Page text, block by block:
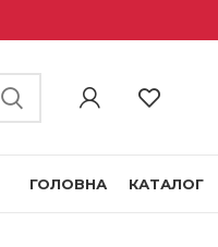
ГОЛОВНА КАТАЛОГ